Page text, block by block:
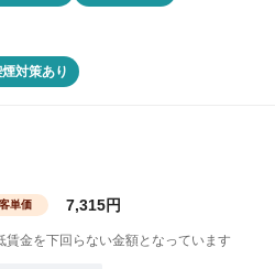
対策あり
単価 7,315円
金を下回らない金額となっています